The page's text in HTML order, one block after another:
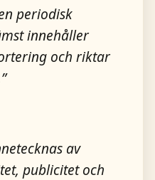
periodisk
innehåller
och riktar
av
publicitet och